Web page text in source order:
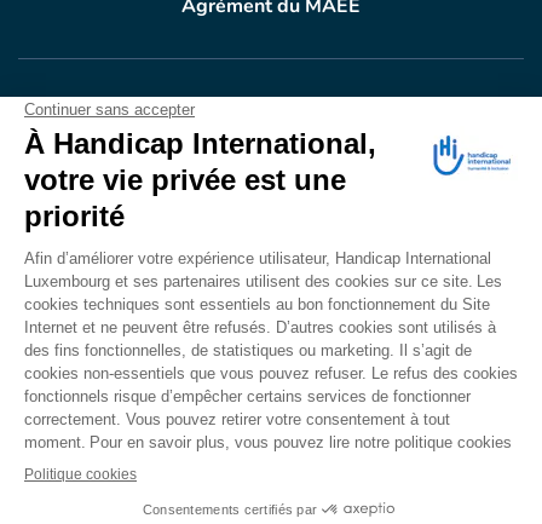
Agrément du MAEE
VOTRE DONEN ACTION
Grâce à vous, en 2024, 604.716 personnes ont
bénéficié d’appareillage et d’activités de réadaptation.
Merci pour votre générosité.
Lire notre rapport annuel
CONTACT
Accessibilité
Mentions légales
Politique de cookies